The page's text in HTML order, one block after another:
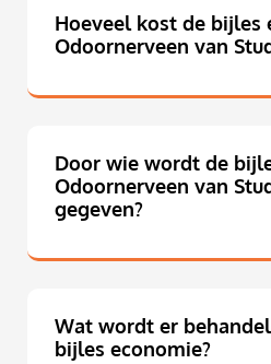
Hoeveel kost de bijles
Odoornerveen van
Door wie wordt de
Odoornerveen van
gegeven?
Wat wordt er
bijles economie?